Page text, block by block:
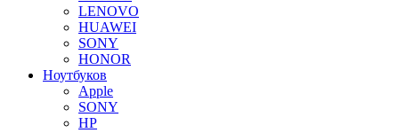
LENOVO
HUAWEI
SONY
HONOR
Ноутбуков
Apple
SONY
HP